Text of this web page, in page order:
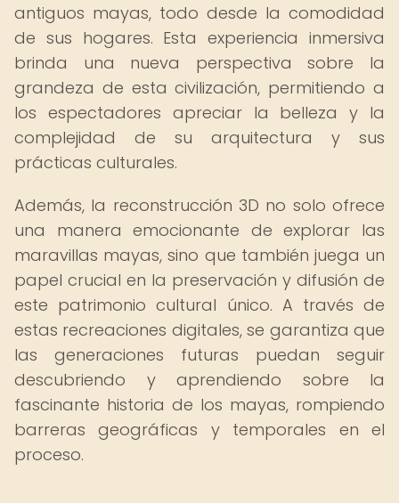
antiguos mayas, todo desde la comodidad
de sus hogares. Esta experiencia inmersiva
brinda una nueva perspectiva sobre la
grandeza de esta civilización, permitiendo a
los espectadores apreciar la belleza y la
complejidad de su arquitectura y sus
prácticas culturales.
Además, la reconstrucción 3D no solo ofrece
una manera emocionante de explorar las
maravillas mayas, sino que también juega un
papel crucial en la preservación y difusión de
este patrimonio cultural único. A través de
estas recreaciones digitales, se garantiza que
las generaciones futuras puedan seguir
descubriendo y aprendiendo sobre la
fascinante historia de los mayas, rompiendo
barreras geográficas y temporales en el
proceso.